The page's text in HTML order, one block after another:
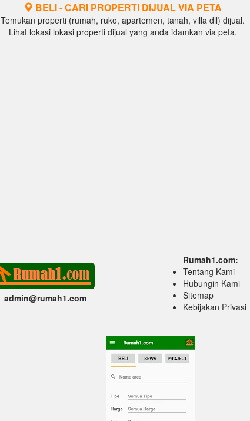
BELI - CARI PROPERTI DIJUAL VIA PETA
Temukan properti (rumah, ruko, apartemen, tanah, villa dll) dijual.
Lihat lokasi lokasi properti dijual yang anda idamkan via peta.
admin@rumah1.com
Rumah1.com:
Tentang Kami
Hubungin Kami
Sitemap
Kebijakan Privasi